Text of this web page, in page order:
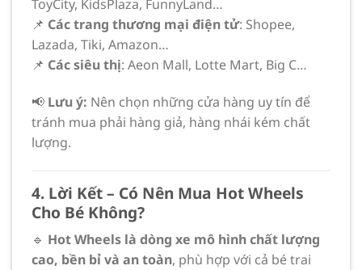
ToyCity, KidsPlaza, FunnyLand…
📌 Các trang thương mại điện tử: Shopee,
Lazada, Tiki, Amazon…
📌 Các siêu thị: Aeon Mall, Lotte Mart, Big C…
📢 Lưu ý: Nên chọn những cửa hàng uy tín để
tránh mua phải hàng giả, hàng nhái kém chất
lượng.
4. Lời Kết – Có Nên Mua Hot Wheels
Cho Bé Không?
🔹 Hot Wheels là dòng xe mô hình chất lượng
cao, bền bỉ và an toàn, phù hợp với cả bé trai